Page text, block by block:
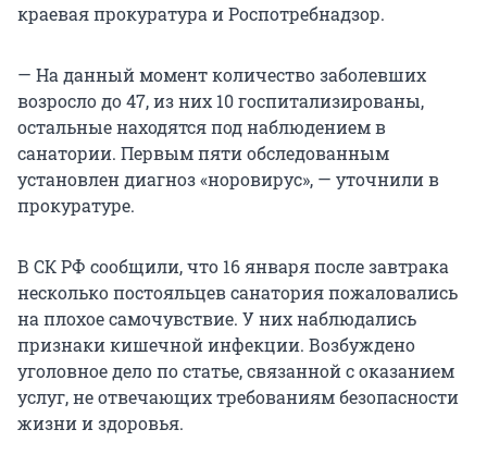
краевая прокуратура и Роспотребнадзор.
— На данный момент количество заболевших
возросло до 47, из них 10 госпитализированы,
остальные находятся под наблюдением в
санатории. Первым пяти обследованным
установлен диагноз «норовирус», — уточнили в
прокуратуре.
В СК РФ сообщили, что 16 января после завтрака
несколько постояльцев санатория пожаловались
на плохое самочувствие. У них наблюдались
признаки кишечной инфекции. Возбуждено
уголовное дело по статье, связанной с оказанием
услуг, не отвечающих требованиям безопасности
жизни и здоровья.